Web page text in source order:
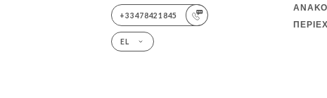
+33478421845
EL